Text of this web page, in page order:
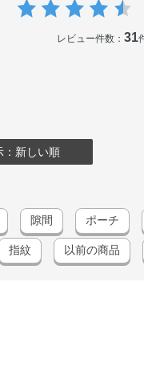
レビュー件数： 31
：新しい順
隙間 ポーチ
指紋 以前の商品